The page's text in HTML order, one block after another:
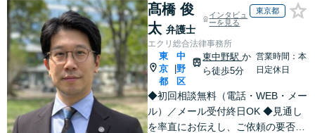
髙橋 俊
太 弁護士
インタビュ
ーを見る
東京都
エクリ総合法律事務所
東
京
都
中
野
区
東中野駅か
ら徒歩5分
営業時間：本
日定休日
◆初回相談無料（電話・WEB・メー
ル）／メール受付終日OK ◆見通し
を率直にお伝えし、ご依頼の要否も